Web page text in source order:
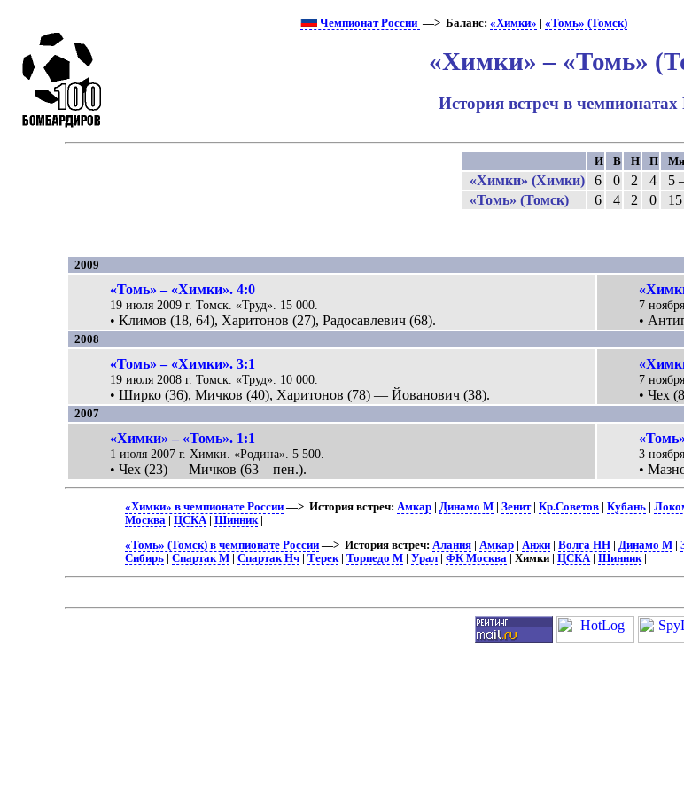
Чемпионат России —> Баланс:«Химки» |«Томь» (Томск)
«Химки» – «Томь»
История встреч в чемпионатах
И В Н П
«Химки» (Химки) 6 0 2 4 5
«Томь» (Томск)
6 4 2 0
2009
«Томь» – «Химки». 4:0
19 июля 2009 г. Томск. «Труд». 15 000.
• Климов (18, 64), Харитонов (27), Радосавлевич (68).
7
•
2008
«Томь» – «Химки». 3:1
19 июля 2008 г. Томск. «Труд». 10 000.
• Ширко (36), Мичков (40), Харитонов (78) — Йованович (38).
7
• Чех
2007
«Химки» – «Томь». 1:1
1 июля 2007 г. Химки. «Родина». 5 500.
• Чех (23) — Мичков (63 – пен.).
3
•
«Химки» в чемпионате России—> История встреч: Амкар| Динамо М| Зенит| Кр.Советов| Кубань|
Москва | ЦСКА| Шинник|
«Томь» (Томск) в чемпионате России—> История встреч: Алания| Амкар| Анжи| Волга НН| Динамо М|
Сибирь| Спартак М| Спартак Нч| Терек| Торпедо М| Урал| ФК Москва | Химки | ЦСКА| Шинник|